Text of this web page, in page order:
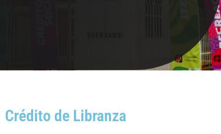
Crédito de Libranza